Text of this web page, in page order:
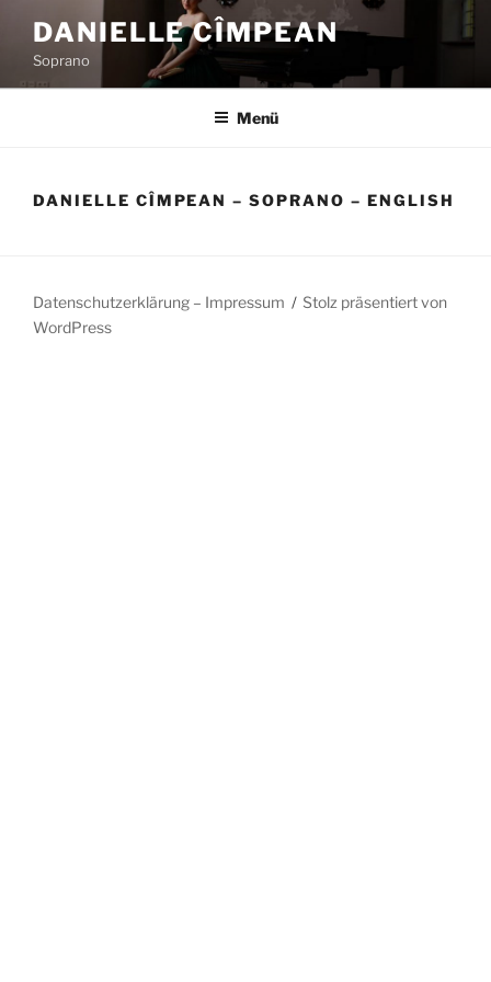
Inhalt
springen
DANIELLE CÎMPEAN
Soprano
Menü
DANIELLE CÎMPEAN – SOPRANO – ENGLISH
Datenschutzerklärung – Impressum
Stolz präsentiert von
WordPress